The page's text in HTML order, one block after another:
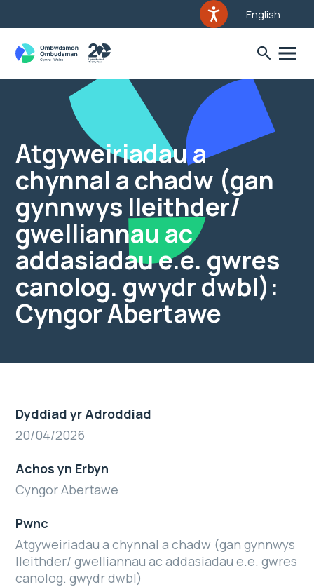
English
Atgyweiriadau a
chynnal a chadw (gan
gynnwys lleithder/
gwelliannau ac
addasiadau e.e. gwres
canolog. gwydr dwbl):
Cyngor Abertawe
Dyddiad yr Adroddiad
20/04/2026
Achos yn Erbyn
Cyngor Abertawe
Pwnc
Atgyweiriadau a chynnal a chadw (gan gynnwys
lleithder/ gwelliannau ac addasiadau e.e. gwres
canolog. gwydr dwbl)